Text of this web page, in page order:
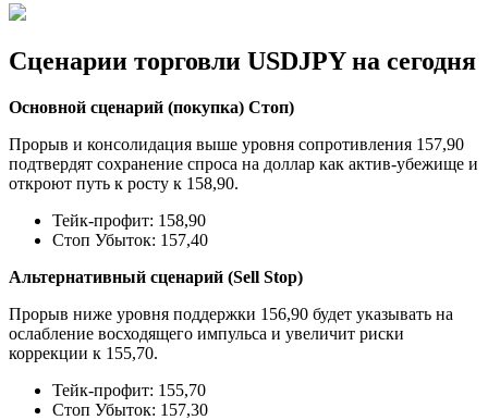
Сценарии торговли USDJPY на сегодня
Основной сценарий (покупка) Стоп)
Прорыв и консолидация выше уровня сопротивления 157,90
подтвердят сохранение спроса на доллар как актив-убежище и
откроют путь к росту к 158,90.
Тейк-профит: 158,90
Стоп Убыток: 157,40
Альтернативный сценарий (Sell Stop)
Прорыв ниже уровня поддержки 156,90 будет указывать на
ослабление восходящего импульса и увеличит риски
коррекции к 155,70.
Тейк-профит: 155,70
Стоп Убыток: 157,30